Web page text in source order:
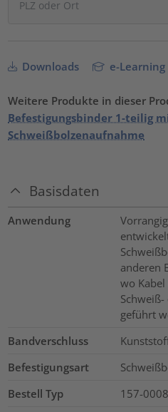
Downloads e-Learning
Weitere Produkte in dieser
Befestigungsbinder 1-teilig
Schweißbolzenaufnahme
Basisdaten
Anwendung
anderen
wo
geführt
Bandverschluss
Befestigungsart
Bestell Typ
157-